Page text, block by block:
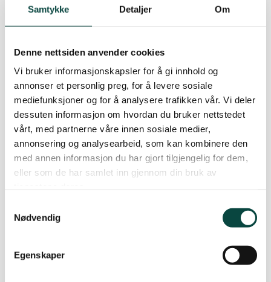
Samtykke Detaljer Om
Denne nettsiden anvender cookies
Vi bruker informasjonskapsler for å gi innhold og
annonser et personlig preg, for å levere sosiale
mediefunksjoner og for å analysere trafikken vår. Vi deler
dessuten informasjon om hvordan du bruker nettstedet
vårt, med partnerne våre innen sosiale medier,
annonsering og analysearbeid, som kan kombinere den
med annen informasjon du har gjort tilgjengelig for dem,
eller som de har samlet inn gjennom din bruk av
Nødvendig
Egenskaper
Trondheim
Verdal
bedrifter. Europakommisjonen ga i 2015 ut det
man kaller en politikkpakke om temaet. I denne
annet å oppnå de beste resultater.
Det er kjempeflott at industribedrifter i Orkdal nå
går sammen om «sirkulære energiprosjekter».
Blant andre gjelder dette nå Hamos, Wahsingto
Mills og Orkdal energi. En kartlegging av utslipp
fra så langt deltagende firma er nå på gang, blant
annet er det viktig at firma har fortjeneste på
tlitakene. Allerede har Isfjord NorWayI og Con-
fiske kasser i støping. Det planlagte
nærhet få en fabrikk som behandler og benytter